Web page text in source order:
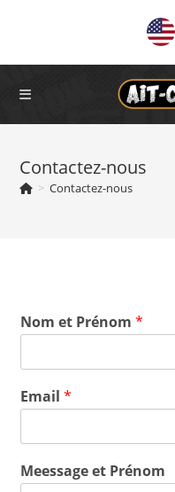
Contactez-nous
> Contactez-nous
Nom et Prénom*
Email*
Meessage et Prénom